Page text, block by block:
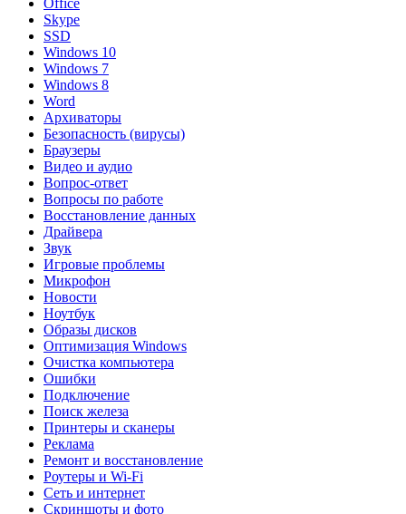
Office
Skype
SSD
Windows 10
Windows 7
Windows 8
Word
Архиваторы
Безопасность (вирусы)
Браузеры
Видео и аудио
Вопрос-ответ
Вопросы по работе
Восстановление данных
Драйвера
Звук
Игровые проблемы
Микрофон
Новости
Ноутбук
Образы дисков
Оптимизация Windows
Очистка компьютера
Ошибки
Подключение
Поиск железа
Принтеры и сканеры
Реклама
Ремонт и восстановление
Роутеры и Wi-Fi
Сеть и интернет
Скриншоты и фото